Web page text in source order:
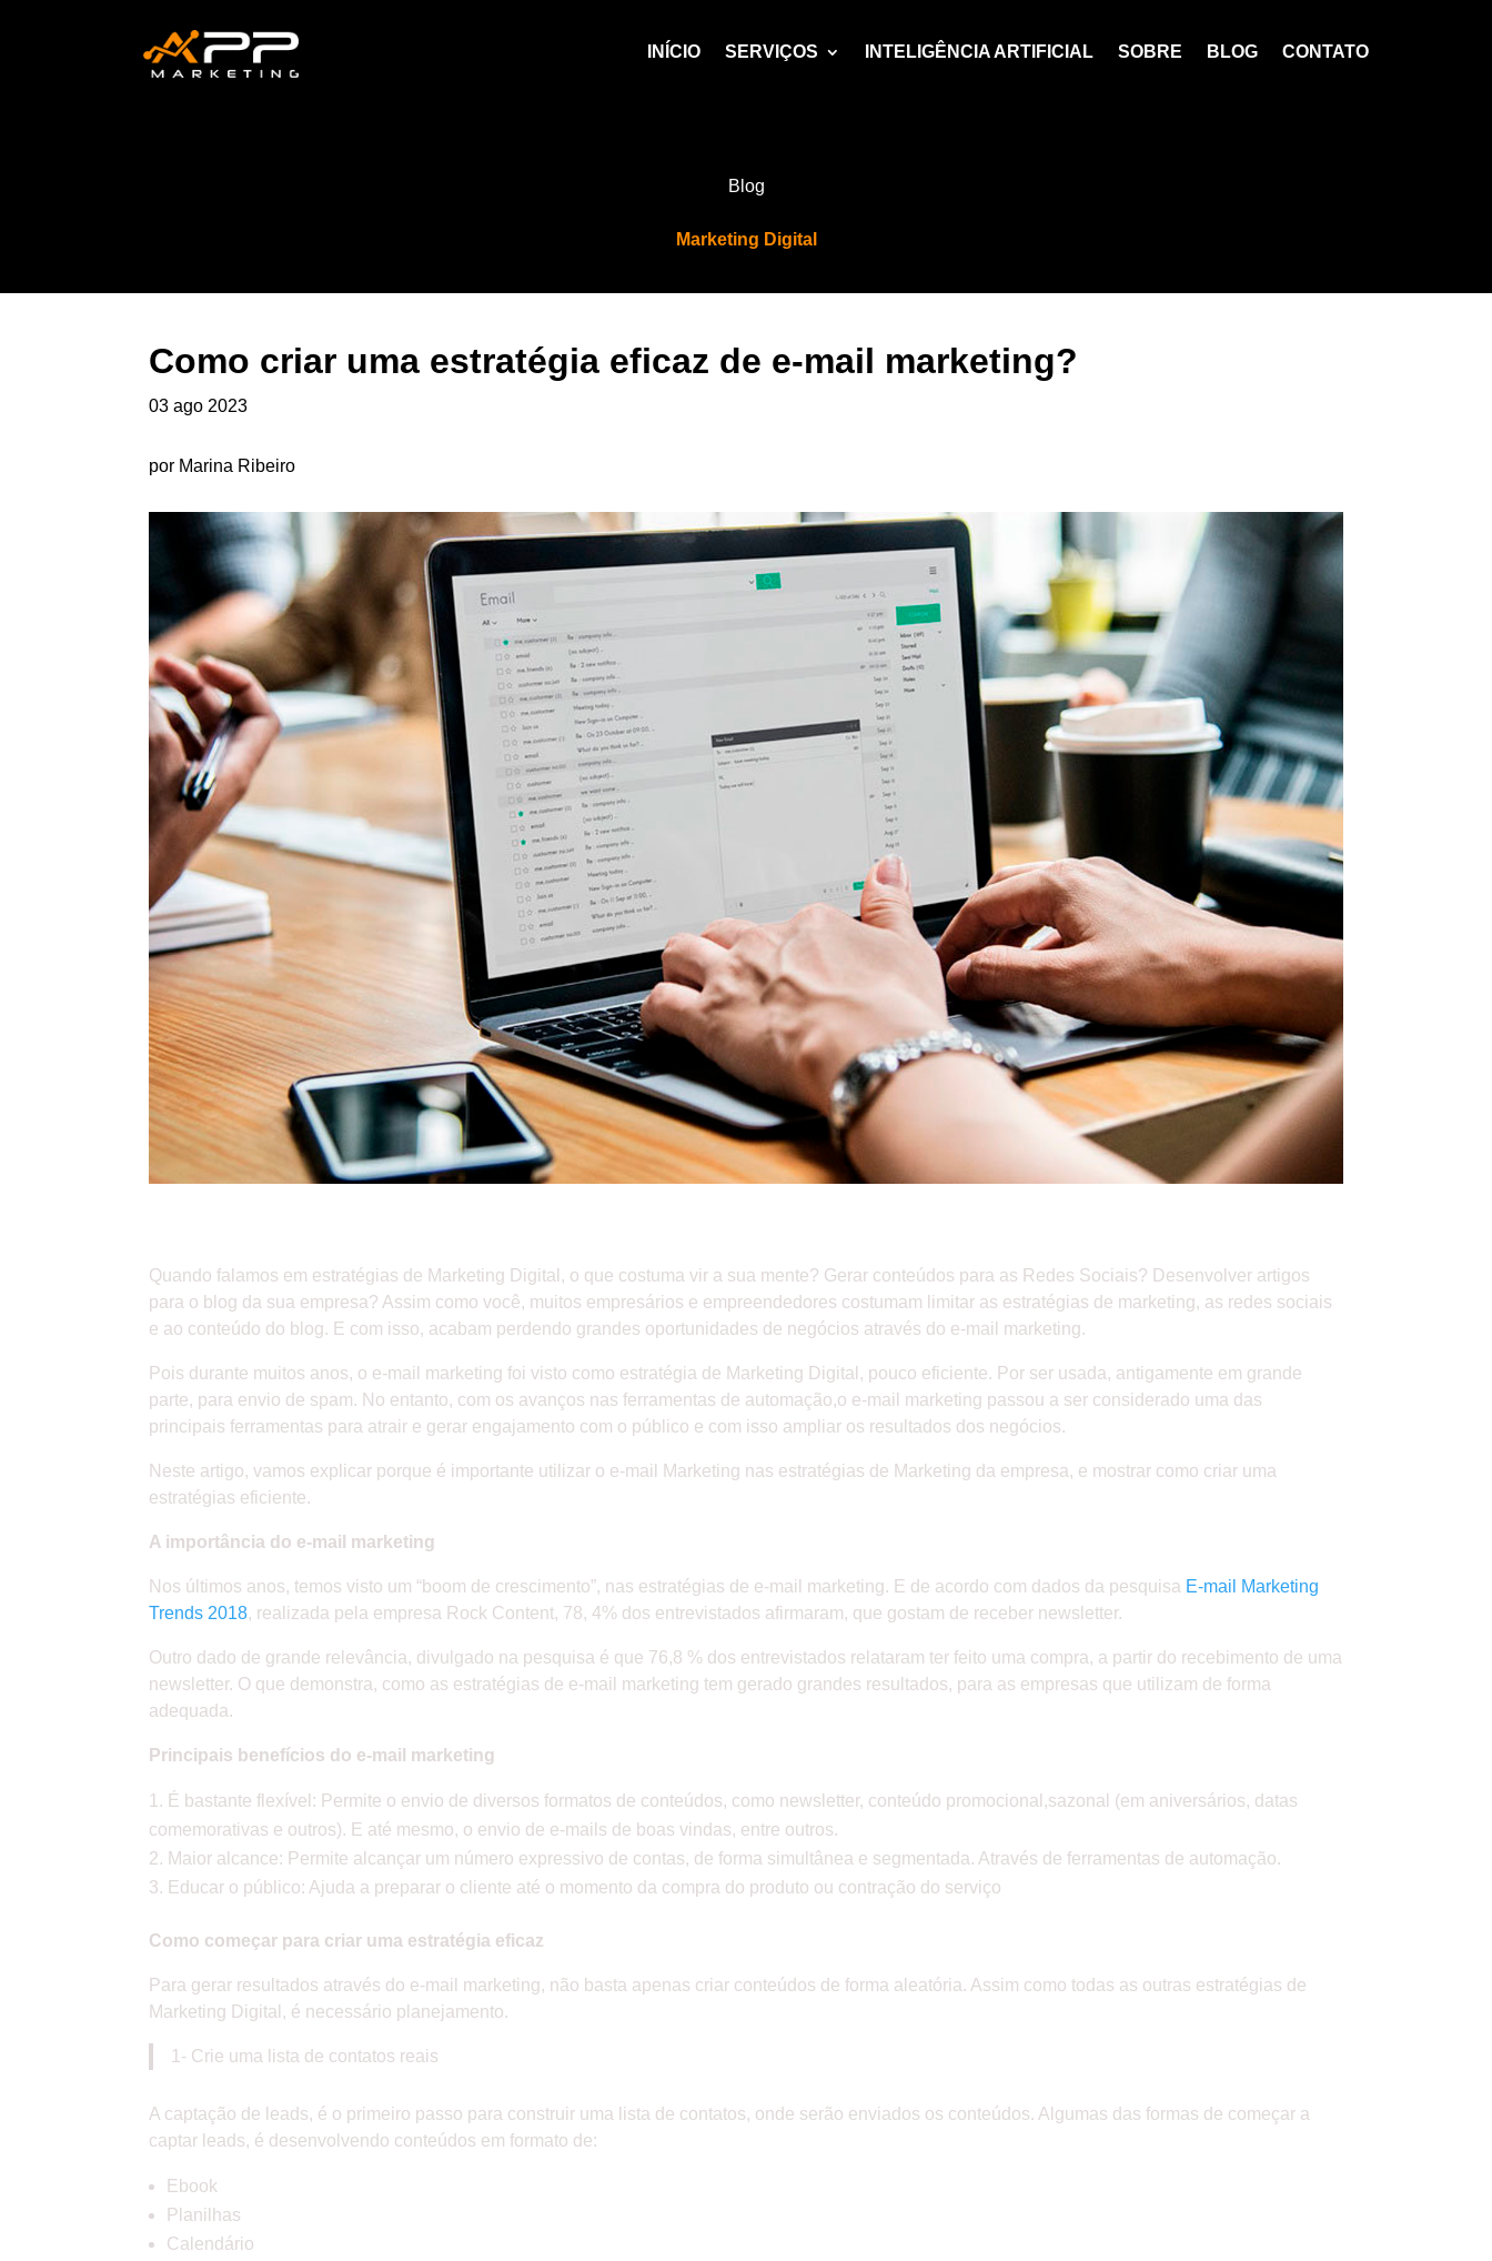
INÍCIO SERVIÇOS INTELIGÊNCIA ARTIFICIAL SOBRE BLOG CONTATO
Blog
Marketing Digital
Como criar uma estratégia eficaz de e-mail marketing?
03 ago 2023
por Marina Ribeiro
Quando falamos em estratégias de Marketing Digital, o que costuma vir a sua mente? Gerar conteúdos para as Redes Sociais? Desenvolver artigos
para o blog da sua empresa? Assim como você, muitos empresários e empreendedores costumam limitar as estratégias de marketing, as redes sociais
e ao conteúdo do blog. E com isso, acabam perdendo grandes oportunidades de negócios através do e-mail marketing.
Pois durante muitos anos, o e-mail marketing foi visto como estratégia de Marketing Digital, pouco eficiente. Por ser usada, antigamente em grande
parte, para envio de spam. No entanto, com os avanços nas ferramentas de automação,o e-mail marketing passou a ser considerado uma das
principais ferramentas para atrair e gerar engajamento com o público e com isso ampliar os resultados dos negócios.
Neste artigo, vamos explicar porque é importante utilizar o e-mail Marketing nas estratégias de Marketing da empresa, e mostrar como criar uma
estratégias eficiente.
A importância do e-mail marketing
Nos últimos anos, temos visto um “boom de crescimento”, nas estratégias de e-mail marketing. E de acordo com dados da pesquisa E-mail Marketing
Trends 2018, realizada pela empresa Rock Content, 78, 4% dos entrevistados afirmaram, que gostam de receber newsletter.
Outro dado de grande relevância, divulgado na pesquisa é que 76,8 % dos entrevistados relataram ter feito uma compra, a partir do recebimento de uma
newsletter. O que demonstra, como as estratégias de e-mail marketing tem gerado grandes resultados, para as empresas que utilizam de forma
adequada.
Principais benefícios do e-mail marketing
É bastante flexível: Permite o envio de diversos formatos de conteúdos, como newsletter, conteúdo promocional,sazonal (em aniversários, datas
comemorativas e outros). E até mesmo, o envio de e-mails de boas vindas, entre outros.
Maior alcance: Permite alcançar um número expressivo de contas, de forma simultânea e segmentada. Através de ferramentas de automação.
Educar o público: Ajuda a preparar o cliente até o momento da compra do produto ou contração do serviço
Como começar para criar uma estratégia eficaz
Para gerar resultados através do e-mail marketing, não basta apenas criar conteúdos de forma aleatória. Assim como todas as outras estratégias de
Marketing Digital, é necessário planejamento.
1- Crie uma lista de contatos reais
A captação de leads, é o primeiro passo para construir uma lista de contatos, onde serão enviados os conteúdos. Algumas das formas de começar a
captar leads, é desenvolvendo conteúdos em formato de:
Ebook
Planilhas
Calendário